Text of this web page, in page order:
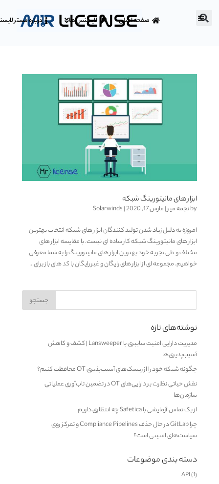
صفحه اصلی لایسنس ها درباره مستر
ابزار های مانیتورینگ شبکه
byنجمه میر|مارس 17, 2020 |
Solarwinds
امروزه به دلیل زیاد شدن تولید کنندگان ابزار های شبکه انتخاب بهترین
ابزار های مانیتورینگ شبکه کار ساده ای نیست. با مقایسه ابزار های
مختلف و طی تجربه خود بهترین ابزار های مانیتورینگ را به شما معرفی
خواهیم. مجموعه ای از ابزار های رایگان و غیر رایگان با کد های باز برای...
نوشته‌های تازه
مدیریت دارایی امنیت سایبری با Lansweeper | کشف و کاهش
آسیب‌پذیری‌ها
چگونه شبکه خود را از ریسک‌های آسیب‌پذیری OT محافظت کنیم؟
نقش حیاتی نظارت بر دارایی‌های OT در تضمین تاب‌آوری عملیاتی
سازمان‌ها
از یک تماس آزمایشی با Safetica چه انتظاری داریم
چرا GitLab در حال حذف Compliance Pipelines و تمرکز روی
سیاست‌های امنیتی است؟
دسته بندی موضوعات
API(1)